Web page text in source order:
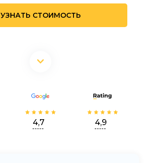
УЗНАТЬ СТОИМОСТЬ
4,7 4,9